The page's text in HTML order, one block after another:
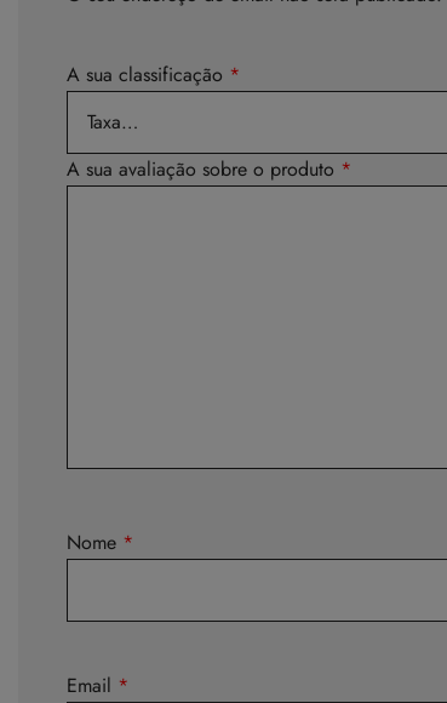
A sua classificação *
A sua avaliação sobre o produto *
Nome *
Email *